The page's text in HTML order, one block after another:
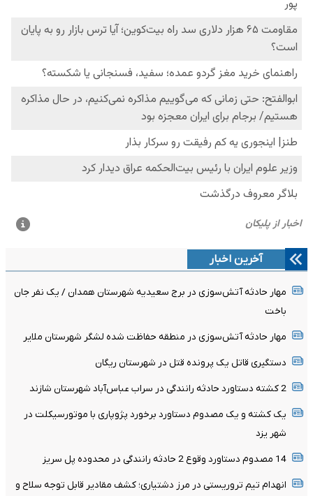
آخرین اخبار
مهار حادثه آتش‌سوزی در برج سعیدیه شهرستان همدان / یک نفر جان
باخت
مهار حادثه آتش‌سوزی در منطقه حفاظت شده لشگر شهرستان ملایر
دستگیری قاتل یک پرونده قتل در شهرستان ریگان
2 کشته دستاورد حادثه رانندگی در سراب عباس‌آباد شهرستان شازند
یک کشته و یک مصدوم دستاورد برخورد پژوپاری با موتورسیکلت در
شهر یزد
14 مصدوم دستاورد وقوع 2 حادثه رانندگی در محدوده پل سریز
انهدام تیم تروریستی در مرز دشتیاری؛ کشف مقادیر قابل توجه سلاح و